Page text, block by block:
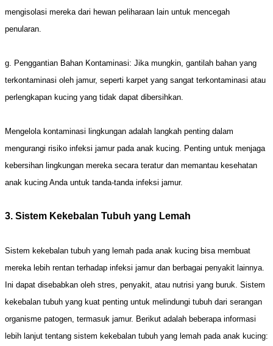
mengisolasi mereka dari hewan peliharaan lain untuk mencegah
penularan.
g. Penggantian Bahan Kontaminasi: Jika mungkin, gantilah bahan yang
terkontaminasi oleh jamur, seperti karpet yang sangat terkontaminasi atau
perlengkapan kucing yang tidak dapat dibersihkan.
Mengelola kontaminasi lingkungan adalah langkah penting dalam
mengurangi risiko infeksi jamur pada anak kucing. Penting untuk menjaga
kebersihan lingkungan mereka secara teratur dan memantau kesehatan
anak kucing Anda untuk tanda-tanda infeksi jamur.
3. Sistem Kekebalan Tubuh yang Lemah
Sistem kekebalan tubuh yang lemah pada anak kucing bisa membuat
mereka lebih rentan terhadap infeksi jamur dan berbagai penyakit lainnya.
Ini dapat disebabkan oleh stres, penyakit, atau nutrisi yang buruk. Sistem
kekebalan tubuh yang kuat penting untuk melindungi tubuh dari serangan
organisme patogen, termasuk jamur. Berikut adalah beberapa informasi
lebih lanjut tentang sistem kekebalan tubuh yang lemah pada anak kucing: